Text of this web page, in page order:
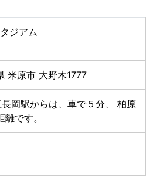
ジアム
米原市 大野木1777
岡駅からは、車で５分、 柏原
です。